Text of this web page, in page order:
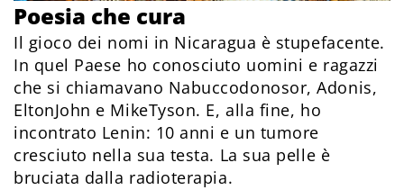
Poesia che cura
Il gioco dei nomi in Nicaragua è stupefacente.
In quel Paese ho conosciuto uomini e ragazzi
che si chiamavano Nabuccodonosor, Adonis,
EltonJohn e MikeTyson. E, alla fine, ho
incontrato Lenin: 10 anni e un tumore
cresciuto nella sua testa. La sua pelle è
bruciata dalla radioterapia.